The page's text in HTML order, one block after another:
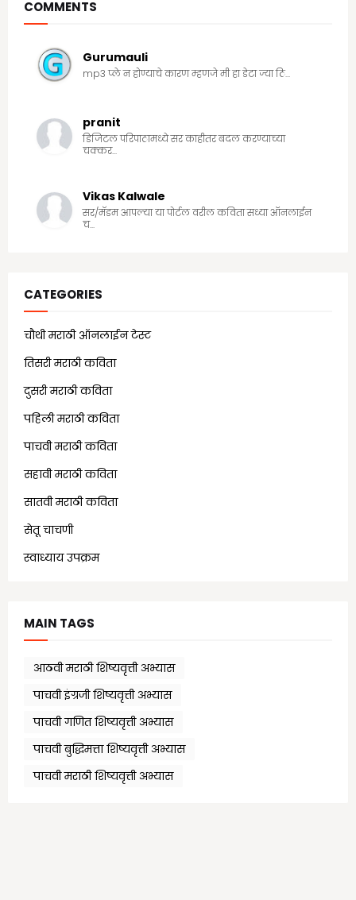
COMMENTS
Gurumauli
mp3 प्ले न होण्याचे कारण म्हणजे मी हा डेटा ज्या ठि...
pranit
डिजिटल परिपाठामध्ये सर काहीतर बदल करण्याच्या
चक्कर...
Vikas Kalwale
सर/मॅडम आपल्या या पोर्टल वरील कविता सध्या ऑनलाईन
च...
CATEGORIES
चौथी मराठी ऑनलाईन टेस्ट
तिसरी मराठी कविता
दुसरी मराठी कविता
पहिली मराठी कविता
पाचवी मराठी कविता
सहावी मराठी कविता
सातवी मराठी कविता
सेतू चाचणी
स्वाध्याय उपक्रम
MAIN TAGS
आठवी मराठी शिष्यवृत्ती अभ्यास
पाचवी इंग्रजी शिष्यवृत्ती अभ्यास
पाचवी गणित शिष्यवृत्ती अभ्यास
पाचवी बुद्धिमत्ता शिष्यवृत्ती अभ्यास
पाचवी मराठी शिष्यवृत्ती अभ्यास